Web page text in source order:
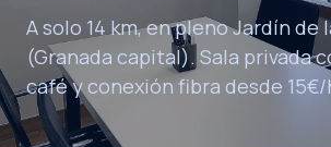
A solo 14 km, en pleno Jardín de
(Granada capital). Sala privada
café y conexión fibra desde 15€/